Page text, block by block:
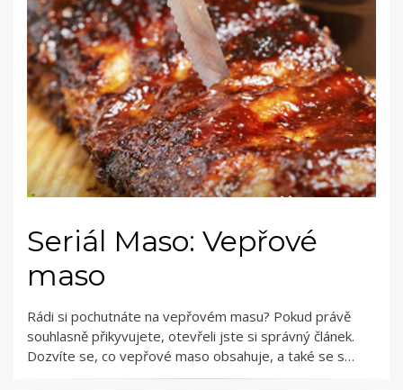
Seriál Maso: Vepřové
maso
Rádi si pochutnáte na vepřovém masu? Pokud právě
souhlasně přikyvujete, otevřeli jste si správný článek.
Dozvíte se, co vepřové maso obsahuje, a také se s…